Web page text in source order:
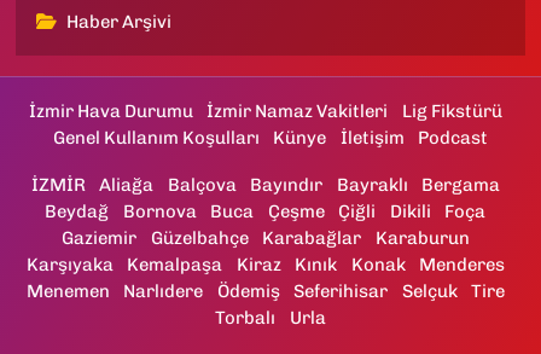
Haber Arşivi
İzmir Hava Durumu İzmir Namaz Vakitleri
Lig Fikstürü
Genel Kullanım Koşulları
Künye İletişim Podcast
İZMİR Aliağa Balçova Bayındır Bayraklı
Bergama
Beydağ
Bornova Buca Çeşme Çiğli Dikili
Foça
Gaziemir
Güzelbahçe Karabağlar
Karaburun
Karşıyaka
Kemalpaşa Kiraz Kınık Konak
Menderes
Menemen
Narlıdere Ödemiş Seferihisar Selçuk
Tire
Torbalı
Urla